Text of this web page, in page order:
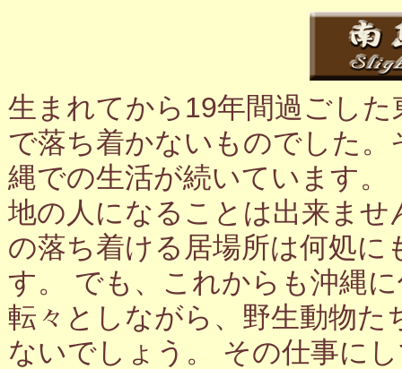
生まれてから19年間過ごし
で落ち着かないものでした
縄での生活が続いています
地の人になることは出来ま
の落ち着ける居場所は何処
す。 でも、これからも沖縄
転々としながら、野生動物
ないでしょう。 その仕事に